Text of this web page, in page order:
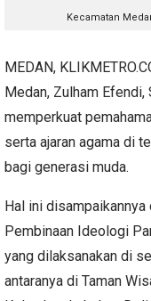
Kecamatan
MEDAN,
Medan, Zulham Efendi,
memperkuat
serta ajaran agama di
bagi generasi muda.
Hal ini
Pembinaan Ideologi
yang dilaksanakan di
antaranya di Taman